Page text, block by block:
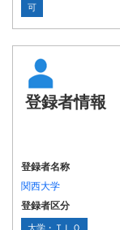
可
登録者情報
登録者名称
関西大学
登録者区分
大学・ＴＬＯ